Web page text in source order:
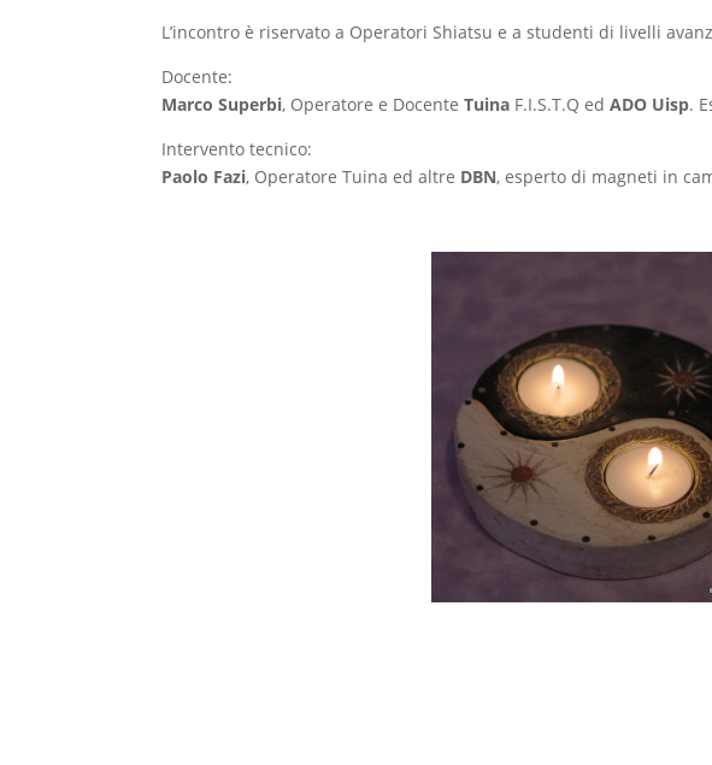
L’incontro è riservato a Operatori Shiatsu e a studenti di livelli
Docente:
Marco Superbi, Operatore e DocenteTuina F.I.S.T.Q edADO Uisp.
Intervento tecnico:
Paolo Fazi, Operatore Tuina ed altre DBN, esperto di magneti in